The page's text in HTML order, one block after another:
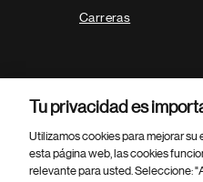
Carreras
Parte
© 2026 Novartis AG
Tu privacidad es
Utilizamos cookies para mejorar
esta página web, las cookies
relevante para usted. Seleccione: